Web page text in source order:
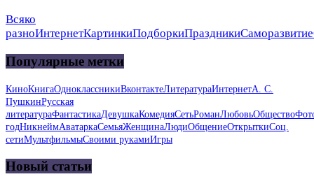
Всяко
разноИнтернетКартинкиПодборкиПраздникиСаморазвитие
Популярные метки
КиноКнигаОдноклассникиВконтактеЛитератураИнтернетА. С.
ПушкинРусская
литератураФантастикаДевушкаКомедияСетьРоманЛюбовьОбщество
годНикнеймАватаркаСемьяЖенщинаЛюдиОбщениеОткрыткиСоц.
сетиМультфильмыСвоими рукамиИгры
Новый статьи